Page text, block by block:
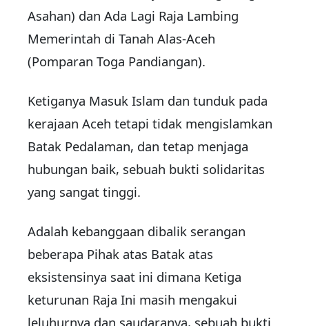
Asahan) dan Ada Lagi Raja Lambing
Memerintah di Tanah Alas-Aceh
(Pomparan Toga Pandiangan).
Ketiganya Masuk Islam dan tunduk pada
kerajaan Aceh tetapi tidak mengislamkan
Batak Pedalaman, dan tetap menjaga
hubungan baik, sebuah bukti solidaritas
yang sangat tinggi.
Adalah kebanggaan dibalik serangan
beberapa Pihak atas Batak atas
eksistensinya saat ini dimana Ketiga
keturunan Raja Ini masih mengakui
leluhurnya dan saudaranya, sebuah bukti